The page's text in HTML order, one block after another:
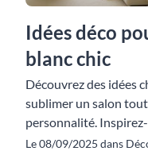
Idées déco
blanc chic
Découvrez des idées
sublimer un salon
personnalité.
Le 08/09/2025 dans